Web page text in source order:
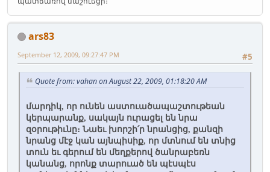
ars83
#5
September 12, 2009, 09:27:47 PM
Quote from: vahan on August 22, 2009, 01:18:20 AM
մարդիկ, որ ունեն աստուածապաշտութեան
կերպարանք, սակայն ուրացել են նրա
զօրութիւնը։ Նաեւ խորշի՛ր նրանցից, քանզի
նրանց մէջ կան այնպիսիք, որ մտնում են տնից
տուն եւ գերում են մեղքերով ծանրաբեռն
կանանց, որոնք տարուած են պէսպէս